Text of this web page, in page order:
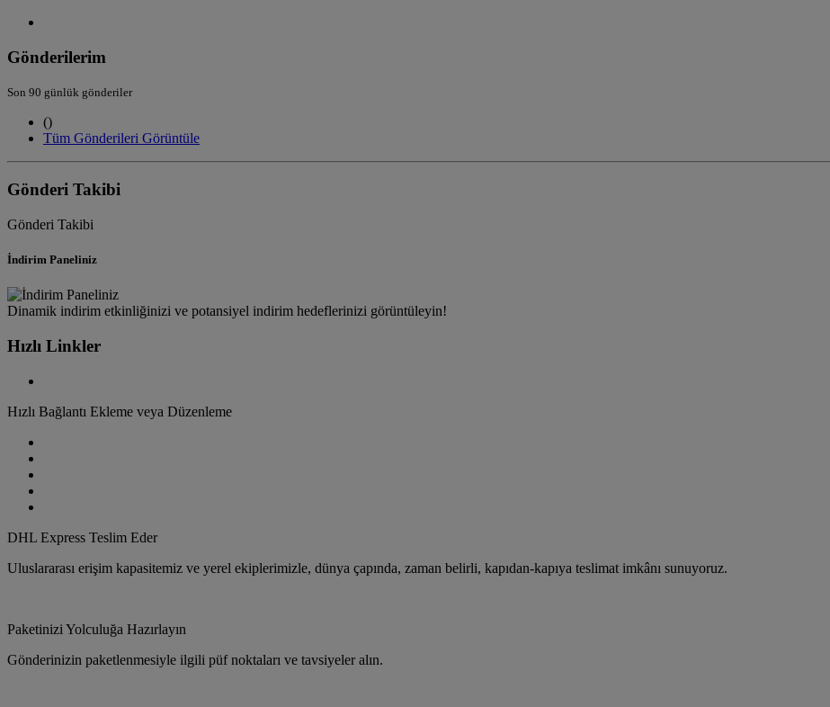
Gönderilerim
Son 90 günlük gönderiler
()
Tüm Gönderileri Görüntüle
Gönderi Takibi
Gönderi Takibi
İndirim Paneliniz
Dinamik indirim etkinliğinizi ve potansiyel indirim hedeflerinizi görüntüleyin!
Hızlı Linkler
Hızlı Bağlantı Ekleme veya Düzenleme
DHL Express Teslim Eder
Uluslararası erişim kapasitemiz ve yerel ekiplerimizle, dünya çapında, zaman belirli, kapıdan-kapıya teslimat imkânı sunuyoruz.
Paketinizi Yolculuğa Hazırlayın
Gönderinizin paketlenmesiyle ilgili püf noktaları ve tavsiyeler alın.